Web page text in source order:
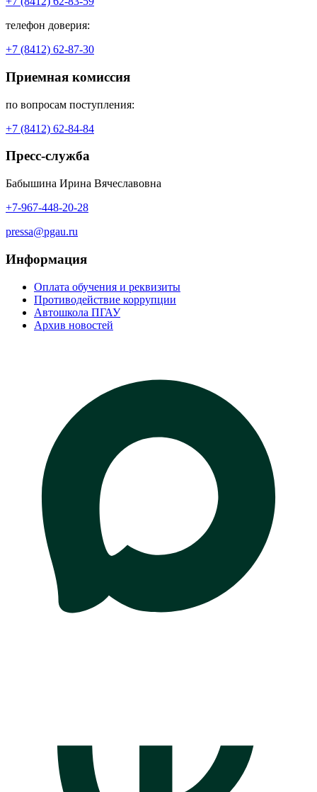
телефон доверия:
+7 (8412) 62-87-30
Приемная комиссия
по вопросам поступления:
+7 (8412) 62-84-84
Пресс-служба
Бабышина Ирина Вячеславовна
+7-967-448-20-28
pressa@pgau.ru
Информация
Оплата обучения и реквизиты
Противодействие коррупции
Автошкола ПГАУ
Архив новостей